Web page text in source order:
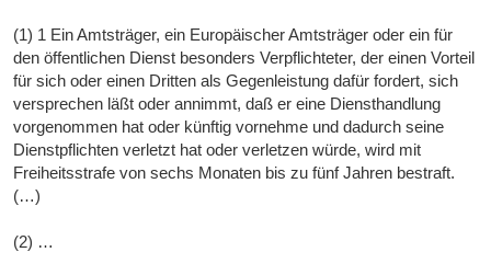
(1) 1 Ein Amtsträger, ein Europäischer Amtsträger oder ein für
den öffentlichen Dienst besonders Verpflichteter, der einen Vorteil
für sich oder einen Dritten als Gegenleistung dafür fordert, sich
versprechen läßt oder annimmt, daß er eine Diensthandlung
vorgenommen hat oder künftig vornehme und dadurch seine
Dienstpflichten verletzt hat oder verletzen würde, wird mit
Freiheitsstrafe von sechs Monaten bis zu fünf Jahren bestraft.
(…)
(2) …